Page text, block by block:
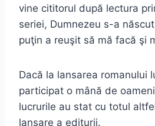
vine cititorul după lectura
seriei, Dumnezeu s-a
puţin a reuşit să mă facă şi
Dacă la lansarea romanului
participat o mână de
lucrurile au stat cu totul
lansare a editurii.